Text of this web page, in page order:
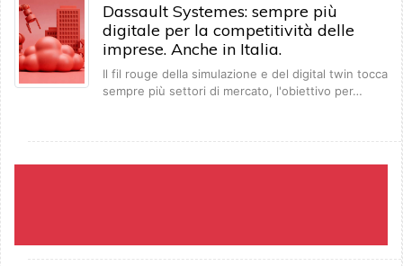
Dassault Systemes: sempre più
digitale per la competitività delle
imprese. Anche in Italia.
Il fil rouge della simulazione e del digital twin tocca
sempre più settori di mercato, l'obiettivo per…